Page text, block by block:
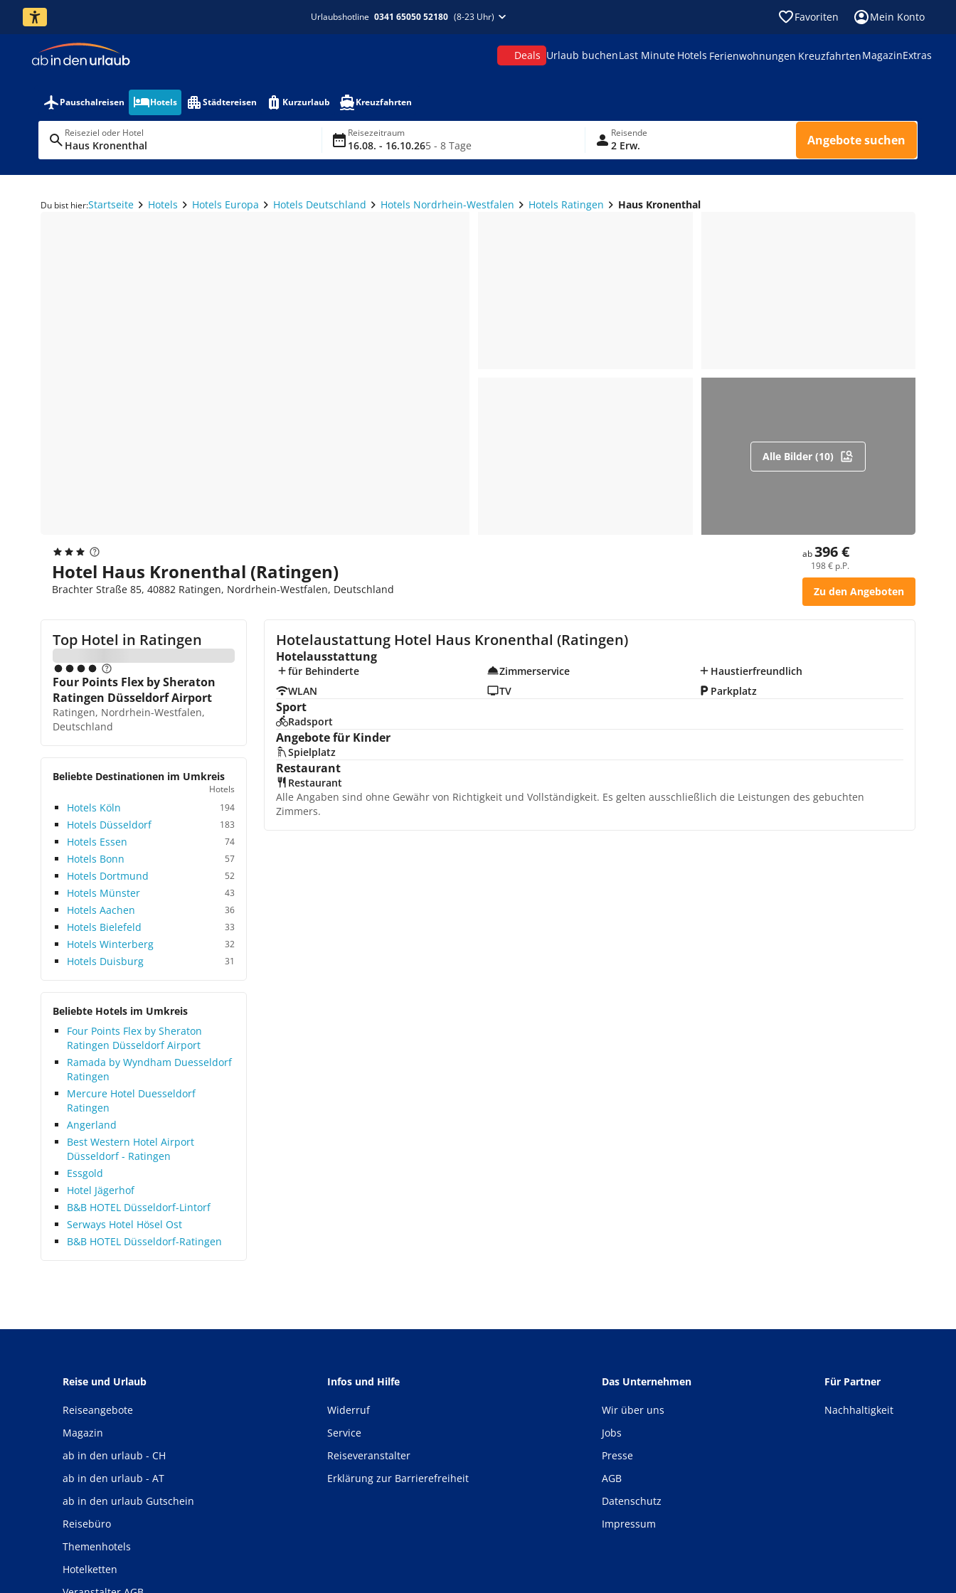
Urlaubshotline 0341 65050 52180 (8-23 Uhr) Favoriten Mein Konto
Deals Urlaub buchenLast Minute Hotels Ferienwohnungen KreuzfahrtenMagazinExtras
Pauschalreisen Hotels Städtereisen Kurzurlaub Kreuzfahrten
Reiseziel oder Hotel
Haus Kronenthal
Reisezeitraum
16.08. - 16.10.265 - 8 Tage
Reisende
2 Erw. Angebote suchen
Du bist hier:Startseite Hotels Hotels Europa Hotels Deutschland Hotels Nordrhein-Westfalen Hotels Ratingen Haus Kronenthal
Alle Bilder (10)
Hotel Haus Kronenthal (Ratingen)
Brachter Straße 85, 40882 Ratingen, Nordrhein-Westfalen, Deutschland
ab396 €
198 € p.P.
Zu den Angeboten
Top Hotel in Ratingen
Four Points Flex by Sheraton
Ratingen Düsseldorf Airport
Ratingen, Nordrhein-Westfalen,
Deutschland
Beliebte Destinationen im Umkreis
Hotels
Hotels Köln 194
Hotels Düsseldorf 183
Hotels Essen 74
Hotels Bonn 57
Hotels Dortmund 52
Hotels Münster 43
Hotels Aachen 36
Hotels Bielefeld 33
Hotels Winterberg 32
Hotels Duisburg 31
Beliebte Hotels im Umkreis
Four Points Flex by Sheraton
Ratingen Düsseldorf Airport
Ramada by Wyndham Duesseldorf
Ratingen
Mercure Hotel Duesseldorf
Ratingen
Angerland
Best Western Hotel Airport
Düsseldorf - Ratingen
Essgold
Hotel Jägerhof
B&B HOTEL Düsseldorf-Lintorf
Serways Hotel Hösel Ost
B&B HOTEL Düsseldorf-Ratingen
Hotelaustattung Hotel Haus Kronenthal (Ratingen)
Hotelausstattung
für Behinderte Zimmerservice
Haustierfreundlich
WLAN
TV Parkplatz
Sport
Radsport
Angebote für Kinder
Spielplatz
Restaurant
Restaurant
Alle Angaben sind ohne Gewähr von Richtigkeit und Vollständigkeit. Es gelten ausschließlich die Leistungen des gebuchten
Zimmers.
Reise und Urlaub
Reiseangebote
Magazin
ab in den urlaub - CH
ab in den urlaub - AT
ab in den urlaub Gutschein
Reisebüro
Themenhotels
Hotelketten
Infos und Hilfe
Widerruf
Service
Reiseveranstalter
Erklärung zur Barrierefreiheit
Das Unternehmen
Wir über uns
Jobs
Presse
AGB
Datenschutz
Impressum
Für Partner
Nachhaltigkeit